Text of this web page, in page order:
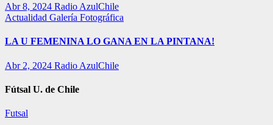
Abr 8, 2024 Radio AzulChile
Actualidad Galería Fotográfica
LA U FEMENINA LO GANA EN LA PINTANA!
Abr 2, 2024 Radio AzulChile
Fútsal U. de Chile
Futsal